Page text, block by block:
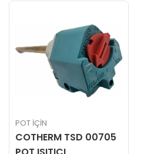
POT İÇİN
COTHERM TSD 00705